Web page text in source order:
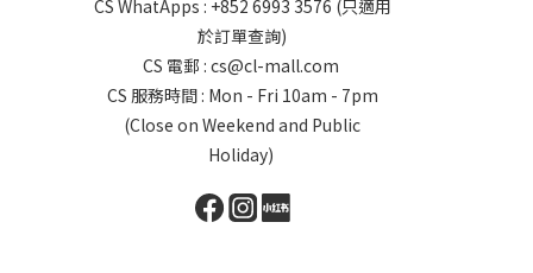
CS WhatApps : +852 6993 3576 (只適用
於訂單查詢)
CS 電郵 : cs@cl-mall.com
CS 服務時間 : Mon - Fri 10am - 7pm
(Close on Weekend and Public
Holiday)